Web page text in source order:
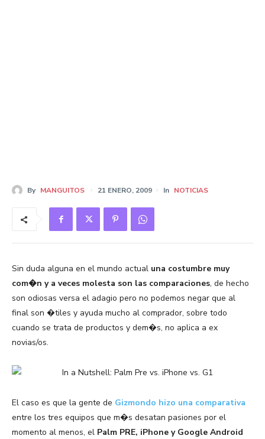
By MANGUITOS 21 ENERO, 2009 In NOTICIAS
Sin duda alguna en el mundo actual una costumbre muy
com�n y a veces molesta son las comparaciones, de hecho
son odiosas versa el adagio pero no podemos negar que al
final son �tiles y ayuda mucho al comprador, sobre todo
cuando se trata de productos y dem�s, no aplica a ex
novias/os.
El caso es que la gente de Gizmondo hizo una comparativa
entre los tres equipos que m�s desatan pasiones por el
momento al menos, el Palm PRE, iPhone y Google Android